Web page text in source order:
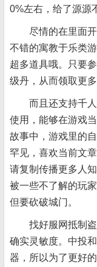
0%左右，给了源源
尽情的在里面开
不错的寓教于乐类
超多道具哦。只要
级丹，从而领取更多
而且还支持千人
使用，能够在游戏
故事中，游戏里的
罕见，喜欢当前文
请复制传播更多人
被一些不了解的玩
但要砍破城门。
找好服网抵制盗
确实灵敏度。中投
器，所以为了更好